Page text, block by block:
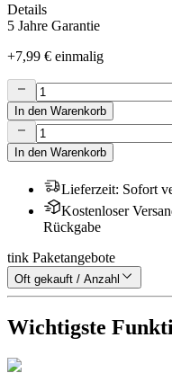
Details
5 Jahre Garantie
+7,99 € einmalig
In den Warenkorb
In den Warenkorb
Lieferzeit: Sofort
Kostenloser
Rückgabe
tink Paketangebote
Oft gekauft / Anzahl
Wichtigste